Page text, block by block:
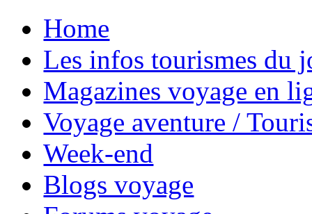
Home
Les infos tourismes du
Magazines voyage en
Voyage aventure /
Week-end
Blogs voyage